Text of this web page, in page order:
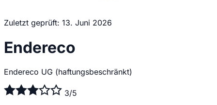
Zuletzt geprüft: 13. Juni 2026
Endereco
Endereco UG (haftungsbeschränkt)
3/5